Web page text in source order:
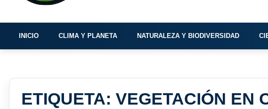
INICIO CLIMA Y PLANETA NATURALEZA Y BIODIVERSIDAD
ETIQUETA: VEGETACIÓN EN